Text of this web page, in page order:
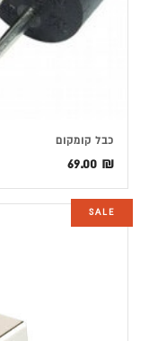
כבל קומקום
69.00 ₪
SALE